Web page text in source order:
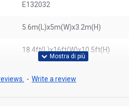
E132032
5.6m(L)x5m(W)x3.2m(H)
18.4ft(L)x16ft(W)x10.5ft(H)
- Write a review